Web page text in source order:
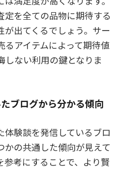
を全ての品物に期待する
が出てくるでしょう。サー
るアイテムによって期待値
しない利用の鍵となりま
ブログから分かる傾向
体験談を発信しているブロ
かの共通した傾向が見えて
参考にすることで、より賢